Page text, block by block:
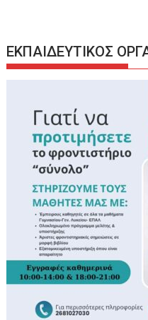
ΕΚΠΑΙΔΕΥΤΙΚΟΣ